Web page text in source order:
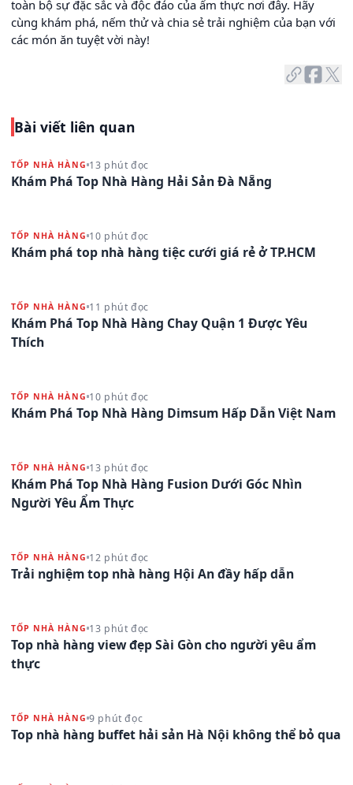
toàn bộ sự đặc sắc và độc đáo của ẩm thực nơi đây. Hãy
cùng khám phá, nếm thử và chia sẻ trải nghiệm của bạn với
các món ăn tuyệt vời này!
Bài viết liên quan
TỐP NHÀ HÀNG 13 phút đọc
Khám Phá Top Nhà Hàng Hải Sản Đà Nẵng
TỐP NHÀ HÀNG 10 phút đọc
Khám phá top nhà hàng tiệc cưới giá rẻ ở TP.HCM
TỐP NHÀ HÀNG 11 phút đọc
Khám Phá Top Nhà Hàng Chay Quận 1 Được Yêu
Thích
TỐP NHÀ HÀNG 10 phút đọc
Khám Phá Top Nhà Hàng Dimsum Hấp Dẫn Việt Nam
TỐP NHÀ HÀNG 13 phút đọc
Khám Phá Top Nhà Hàng Fusion Dưới Góc Nhìn
Người Yêu Ẩm Thực
TỐP NHÀ HÀNG 12 phút đọc
Trải nghiệm top nhà hàng Hội An đầy hấp dẫn
TỐP NHÀ HÀNG 13 phút đọc
Top nhà hàng view đẹp Sài Gòn cho người yêu ẩm
thực
TỐP NHÀ HÀNG 9 phút đọc
Top nhà hàng buffet hải sản Hà Nội không thể bỏ qua